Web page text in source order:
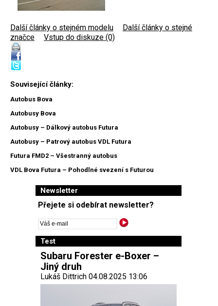
Další články o stejném modelu
Další články o stejné
značce
Vstup do diskuze (0)
Související články:
Autobus Bova
Autobusy Bova
Autobusy – Dálkový autobus Futura
Autobusy – Patrový autobus VDL Futura
Futura FMD2 – Všestranný autobus
VDL Bova Futura – Pohodlné svezení s Futurou
Newsletter
Přejete si odebírat newsletter?
Test
Subaru Forester e-Boxer –
Jiný druh
Lukáš Dittrich 04.08.2025 13:06